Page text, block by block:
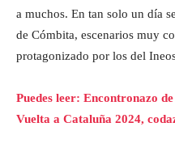
a muchos. En tan solo un día
de Cómbita, escenarios muy
protagonizado por los del
Puedes leer: Encontronazo
Vuelta a Cataluña 2024,